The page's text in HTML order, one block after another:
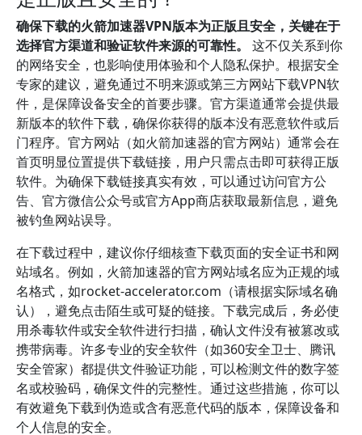
确保下载的火箭加速器VPN版本为正版且安全，关键在于
选择官方渠道和验证软件来源的可靠性。
这不仅关系到你
的网络安全，也影响使用体验和个人隐私保护。根据安全
专家的建议，避免通过不明来源或第三方网站下载VPN软
件，是保障设备安全的首要步骤。官方渠道通常会提供最
新版本的软件下载，确保你获得的版本没有恶意软件或后
门程序。官方网站（如火箭加速器的官方网站）通常会在
首页明显位置提供下载链接，用户只需点击即可获得正版
软件。为确保下载链接真实有效，可以通过访问官方公
告、官方微信公众号或官方App商店获取最新信息，避免
被钓鱼网站误导。
在下载过程中，建议你仔细核查下载页面的安全证书和网
站域名。例如，火箭加速器的官方网站域名应为正规的域
名格式，如rocket-accelerator.com（请根据实际域名确
认），避免点击陌生或可疑的链接。下载完成后，务必使
用杀毒软件或安全软件进行扫描，确认文件没有被篡改或
携带病毒。许多专业的安全软件（如360安全卫士、腾讯
安全管家）都提供文件验证功能，可以检测文件的数字签
名或校验码，确保文件的完整性。通过这些措施，你可以
有效避免下载到伪造或含有恶意代码的版本，保障设备和
个人信息的安全。